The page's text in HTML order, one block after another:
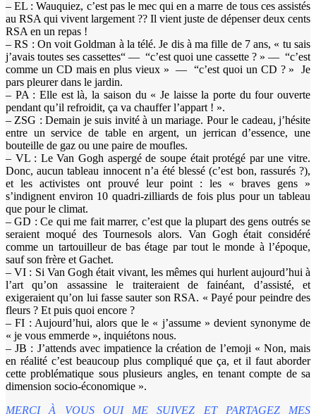
– EL : Wauquiez, c’est pas le mec qui en a marre de tous ces assistés
au RSA qui vivent largement ?? Il vient juste de dépenser deux cents
RSA en un repas !
– RS : On voit Goldman à la télé. Je dis à ma fille de 7 ans, « tu sais
j’avais toutes ses cassettes“ — “c’est quoi une cassette ? » — “c’est
comme un CD mais en plus vieux » — “c’est quoi un CD ? » Je
pars pleurer dans le jardin.
– PA : Elle est là, la saison du « Je laisse la porte du four ouverte
pendant qu’il refroidit, ça va chauffer l’appart ! ».
– ZSG : Demain je suis invité à un mariage. Pour le cadeau, j’hésite
entre un service de table en argent, un jerrican d’essence, une
bouteille de gaz ou une paire de moufles.
– VL : Le Van Gogh aspergé de soupe était protégé par une vitre.
Donc, aucun tableau innocent n’a été blessé (c’est bon, rassurés ?),
et les activistes ont prouvé leur point : les « braves gens »
s’indignent environ 10 quadri-zilliards de fois plus pour un tableau
que pour le climat.
– GD : Ce qui me fait marrer, c’est que la plupart des gens outrés se
seraient moqué des Tournesols alors. Van Gogh était considéré
comme un tartouilleur de bas étage par tout le monde à l’époque,
sauf son frère et Gachet.
– VI : Si Van Gogh était vivant, les mêmes qui hurlent aujourd’hui à
l’art qu’on assassine le traiteraient de fainéant, d’assisté, et
exigeraient qu’on lui fasse sauter son RSA. « Payé pour peindre des
fleurs ? Et puis quoi encore ?
– FI : Aujourd’hui, alors que le « j’assume » devient synonyme de
« je vous emmerde », inquiétons nous.
– JB : J’attends avec impatience la création de l’emoji « Non, mais
en réalité c’est beaucoup plus compliqué que ça, et il faut aborder
cette problématique sous plusieurs angles, en tenant compte de sa
dimension socio-économique ».
MERCI À VOUS QUI ME SUIVEZ ET PARTAGEZ MES